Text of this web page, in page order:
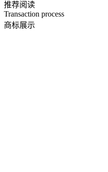
推荐阅读
Transaction process
商标展示